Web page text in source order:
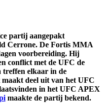
partij aangepakt
Cerrone. De Fortis MMA
voorbereiding. Hij
conflict met de UFC de
treffen elkaar in de
deel uit van het UFC
in het UFC APEX
maakte de partij bekend.